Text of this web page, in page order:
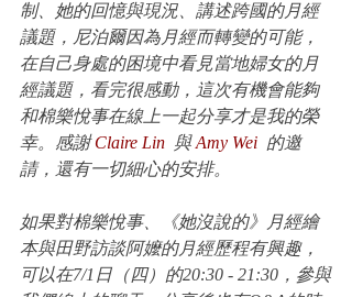
制、她的回憶與現況、講述跨國的月經
議題，尼泊爾因為月經而轉變的可能，
在自己身處的困境中看見當地婦女的月
經議題，看完很感動，這次有機會能夠
和棉樂悅事在線上一起分享才是我的榮
幸。感謝 Claire Lin
  與
Amy Wei
  的邀
請，還有一切細心的安排。
如果對棉樂悅事、《她沒說的》月經繪
本與田野訪談阿嬤的月經歷程有興趣，
可以在7/1日（四）的20:30 - 21:30，參與